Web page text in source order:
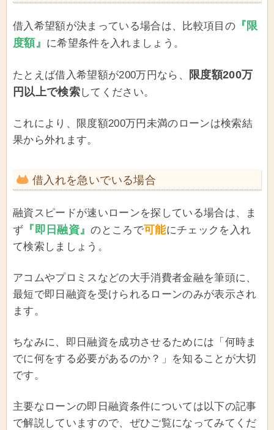
借入希望額が決まっている場合は、比較項目の 『限
度額』 に希望条件を入れましょう。
たとえば借入希望額が200万円なら、
限度額200万
円以上で検索してください。
これにより、限度額200万円未満のローンは検索結
果から外れます。
借入れを急いでいる場合
融資スピードが速いローンを探している場合は、ま
ず 『即日融資』のところで可能にチェックを入れ
て検索しましょう。
アコムやプロミスなどの大手消費者金融を筆頭に、
最短で即日融資を受けられるローンのみが表示され
ます。
ちなみに、即日融資を成功させるためには「何時ま
でに何をする必要があるのか？」を知ることが大切
です。
主要なローンの即日融資条件については以下の記事
で解説していますので、ぜひご覧になってみてくだ